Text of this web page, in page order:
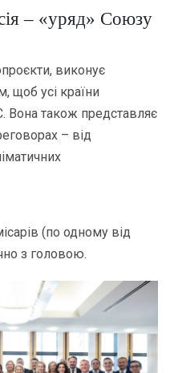
– «уряд» Союзу
виконує
щоб усі країни
Вона також представляє
– від
(по одному від
з головою.